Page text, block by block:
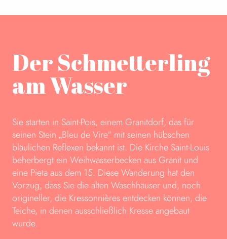
Der Schmetterling
am Wasser
Sie starten in Saint-Pois, einem Granitdorf, das für
seinen Stein „Bleu de Vire“ mit seinen hübschen
bläulichen Reflexen bekannt ist. Die Kirche Saint-Louis
beherbergt ein Weihwasserbecken aus Granit und
eine Pieta aus dem 15. Diese Wanderung hat den
Vorzug, dass Sie die alten Waschhäuser und, noch
origineller, die Kressonnières entdecken können, die
Teiche, in denen ausschließlich Kresse angebaut
wurde.